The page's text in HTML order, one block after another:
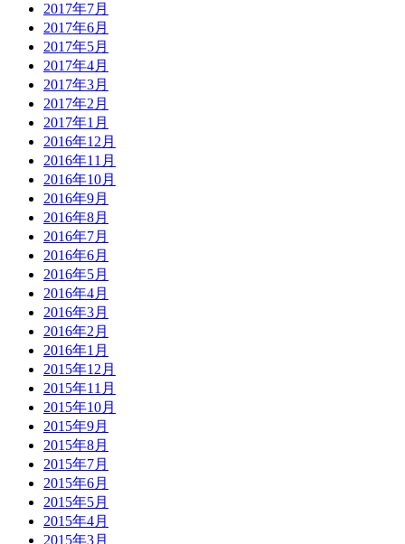
2017年7月
2017年6月
2017年5月
2017年4月
2017年3月
2017年2月
2017年1月
2016年12月
2016年11月
2016年10月
2016年9月
2016年8月
2016年7月
2016年6月
2016年5月
2016年4月
2016年3月
2016年2月
2016年1月
2015年12月
2015年11月
2015年10月
2015年9月
2015年8月
2015年7月
2015年6月
2015年5月
2015年4月
2015年3月